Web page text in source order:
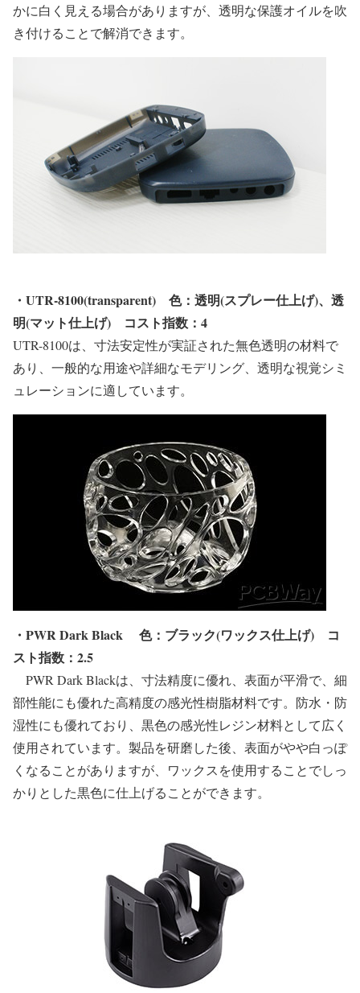
かに白く見える場合がありますが、透明な保護オイルを吹
き付けることで解消できます。
・UTR-8100(transparent)
色：透明(スプレー仕上げ)、透
明(マット仕上げ)
コスト指数： 4
UTR-8100は、寸法安定性が実証された無色透明の材料で
あり、一般的な用途や詳細なモデリング、透明な視覚シミ
ュレーションに適しています。
・PWR Dark Black
色：ブラック(ワックス仕上げ) コ
スト指数：2.5
PWR Dark Blackは、寸法精度に優れ、表面が平滑で、細
部性能にも優れた高精度の感光性樹脂材料です。防水・防
湿性にも優れており、黒色の感光性レジン材料として広く
使用されています。製品を研磨した後、表面がやや白っぽ
くなることがありますが、ワックスを使用することでしっ
かりとした黒色に仕上げることができます。